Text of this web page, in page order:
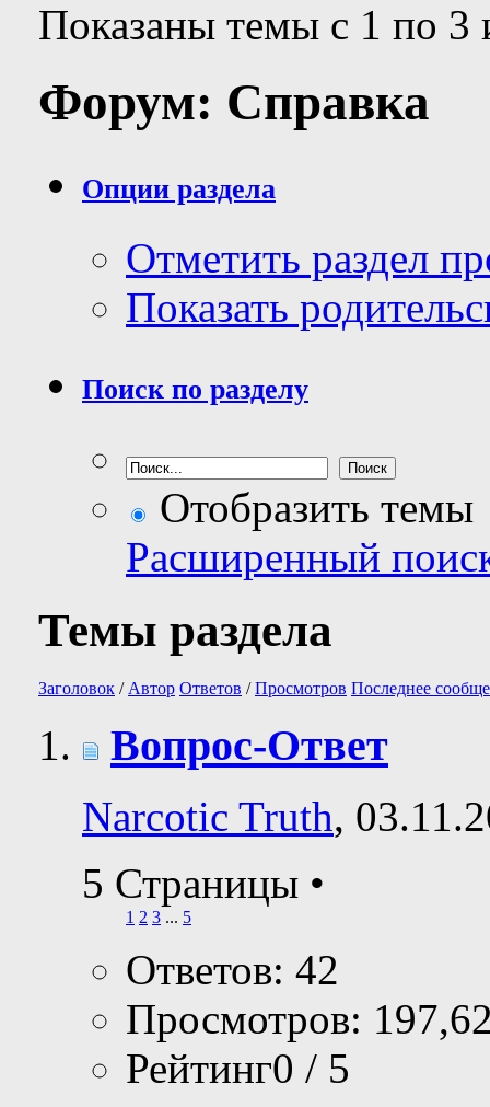
Показаны темы с 1 по 3
Форум: Справка
Опции раздела
Отметить раздел
Показать
Поиск по разделу
Отобразить темы
Расширенный
Темы раздела
Заголовок / Автор Ответов /Просмотров Последнее
Вопрос-Ответ
Narcotic Truth,
5 Страницы •
1 2 3 ... 5
Ответов: 42
Просмотров:
Рейтинг0 / 5